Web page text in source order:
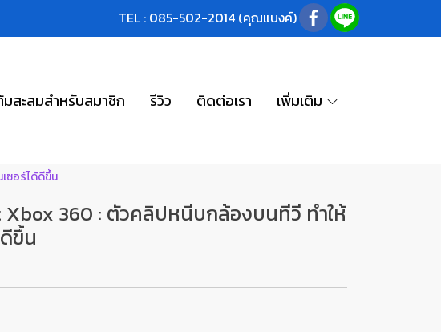
TEL : 085-502-2014 (คุณแบงค์)
สะสมสำหรับสมาชิก รีวิว ติดต่อเรา เพิ่มเติม
ซอร์ได้ดีขึ้น
Xbox 360 : ตัวคลิปหนีบกล้องบนทีวี ทำให้
ขึ้น